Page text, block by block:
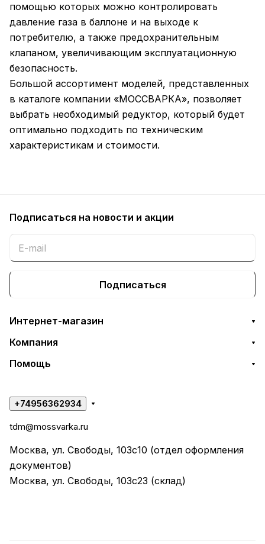
помощью которых можно контролировать
давление газа в баллоне и на выходе к
потребителю, а также предохранительным
клапаном, увеличивающим эксплуатационную
безопасность.
Большой ассортимент моделей, представленных
в каталоге компании «МОССВАРКА», позволяет
выбрать необходимый редуктор, который будет
оптимально подходить по техническим
характеристикам и стоимости.
Подписаться на новости и акции
Подписаться
Интернет-магазин
Компания
Помощь
+74956362934
tdm@mossvarka.ru
Москва, ул. Свободы, 103с10 (отдел оформления
документов)
Москва, ул. Свободы, 103с23 (склад)